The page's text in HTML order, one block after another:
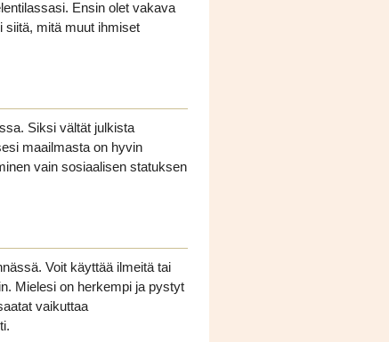
Ensin olet vakava
siitä, mitä muut ihmiset
Siksi vältät julkista
maailmasta on hyvin
vain sosiaalisen statuksen
Voit käyttää ilmeitä tai
Mielesi on herkempi ja pystyt
vaikuttaa